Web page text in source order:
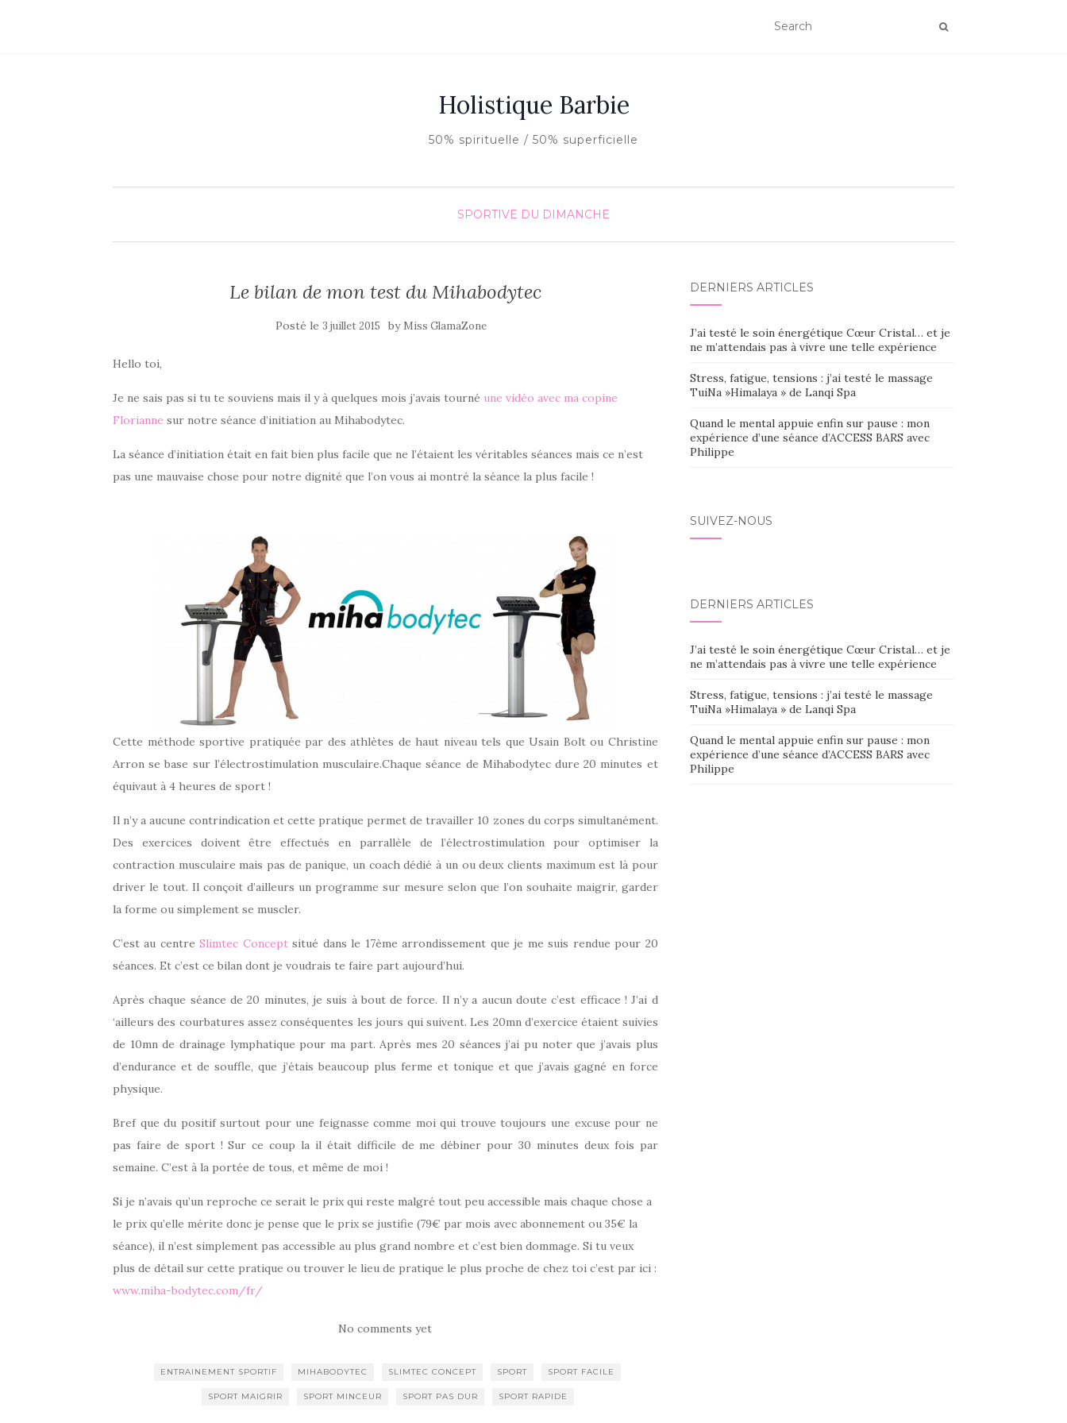
Holistique Barbie
50% spirituelle / 50% superficielle
SPORTIVE DU DIMANCHE
Le bilan de mon test du Mihabodytec
Posté le 3 juillet 2015 by Miss GlamaZone
Hello toi,
Je ne sais pas si tu te souviens mais il y à quelques mois j’avais tourné une vidéo avec ma copine
Florianne sur notre séance d’initiation au Mihabodytec.
La séance d’initiation était en fait bien plus facile que ne l’étaient les véritables séances mais ce n’est
pas une mauvaise chose pour notre dignité que l’on vous ai montré la séance la plus facile !
Cette méthode sportive pratiquée par des athlètes de haut niveau tels que Usain Bolt ou Christine
Arron se base sur l’électrostimulation musculaire.Chaque séance de Mihabodytec dure 20 minutes et
équivaut à 4 heures de sport !
Il n’y a aucune contrindication et cette pratique permet de travailler 10 zones du corps simultanément.
Des exercices doivent être effectués en parrallèle de l’électrostimulation pour optimiser la
contraction musculaire mais pas de panique, un coach dédié à un ou deux clients maximum est là pour
driver le tout. Il conçoit d’ailleurs un programme sur mesure selon que l’on souhaite maigrir, garder
la forme ou simplement se muscler.
C’est au centreSlimtec Conceptsitué dans le 17ème arrondissement que je me suis rendue pour 20
séances. Et c’est ce bilan dont je voudrais te faire part aujourd’hui.
Après chaque séance de 20 minutes, je suis à bout de force. Il n’y a aucun doute c’est efficace ! J’ai d
‘ailleurs des courbatures assez conséquentes les jours qui suivent. Les 20mn d’exercice étaient suivies
de 10mn de drainage lymphatique pour ma part. Après mes 20 séances j’ai pu noter que j’avais plus
d’endurance et de souffle, que j’étais beaucoup plus ferme et tonique et que j’avais gagné en force
physique.
Bref que du positif surtout pour une feignasse comme moi qui trouve toujours une excuse pour ne
pas faire de sport ! Sur ce coup la il était difficile de me débiner pour 30 minutes deux fois par
semaine. C’est à la portée de tous, et même de moi !
Si je n’avais qu’un reproche ce serait le prix qui reste malgré tout peu accessible mais chaque chose a
le prix qu’elle mérite donc je pense que le prix se justifie (79€ par mois avec abonnement ou 35€ la
séance), il n’est simplement pas accessible au plus grand nombre et c’est bien dommage. Si tu veux
plus de détail sur cette pratique ou trouver le lieu de pratique le plus proche de chez toi c’est par ici :
www.miha-bodytec.com/fr/
No comments yet
ENTRAINEMENT SPORTIF MIHABODYTEC SLIMTEC CONCEPT SPORT SPORT FACILE
SPORT MAIGRIR SPORT MINCEUR SPORT PAS DUR SPORT RAPIDE
DERNIERS ARTICLES
J’ai testé le soin énergétique Cœur Cristal… et je
ne m’attendais pas à vivre une telle expérience
Stress, fatigue, tensions : j’ai testé le massage
TuiNa »Himalaya » de Lanqi Spa
Quand le mental appuie enfin sur pause : mon
expérience d’une séance d’ACCESS BARS avec
Philippe
SUIVEZ-NOUS
DERNIERS ARTICLES
J’ai testé le soin énergétique Cœur Cristal… et je
ne m’attendais pas à vivre une telle expérience
Stress, fatigue, tensions : j’ai testé le massage
TuiNa »Himalaya » de Lanqi Spa
Quand le mental appuie enfin sur pause : mon
expérience d’une séance d’ACCESS BARS avec
Philippe